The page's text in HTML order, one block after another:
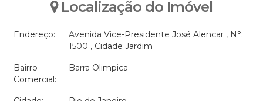
Localização do Imóvel
Endereço: Avenida Vice-Presidente José Alencar , N°:
1500 , Cidade Jardim
Bairro
Comercial:
Barra Olimpica